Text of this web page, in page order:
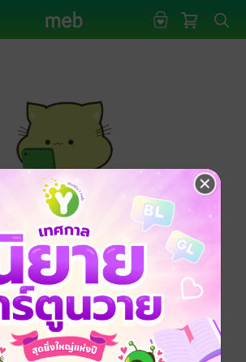
ระบบก่อนดำเนินรายการด้วยค่ะ
ล็อกอินเข้าระบบ